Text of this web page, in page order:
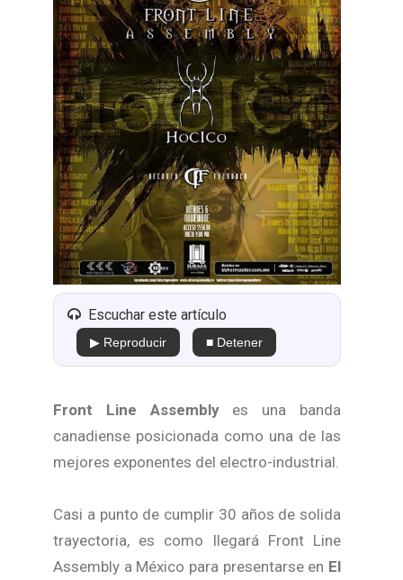
Escuchar este artículo
▶ Reproducir ■ Detener
Front Line Assemblyes una banda
canadiense posicionada como una de las
mejores exponentes del electro-industrial.
Casi a punto de cumplir 30 años de solida
trayectoria, es como llegará Front Line
Assembly a México para presentarse en El